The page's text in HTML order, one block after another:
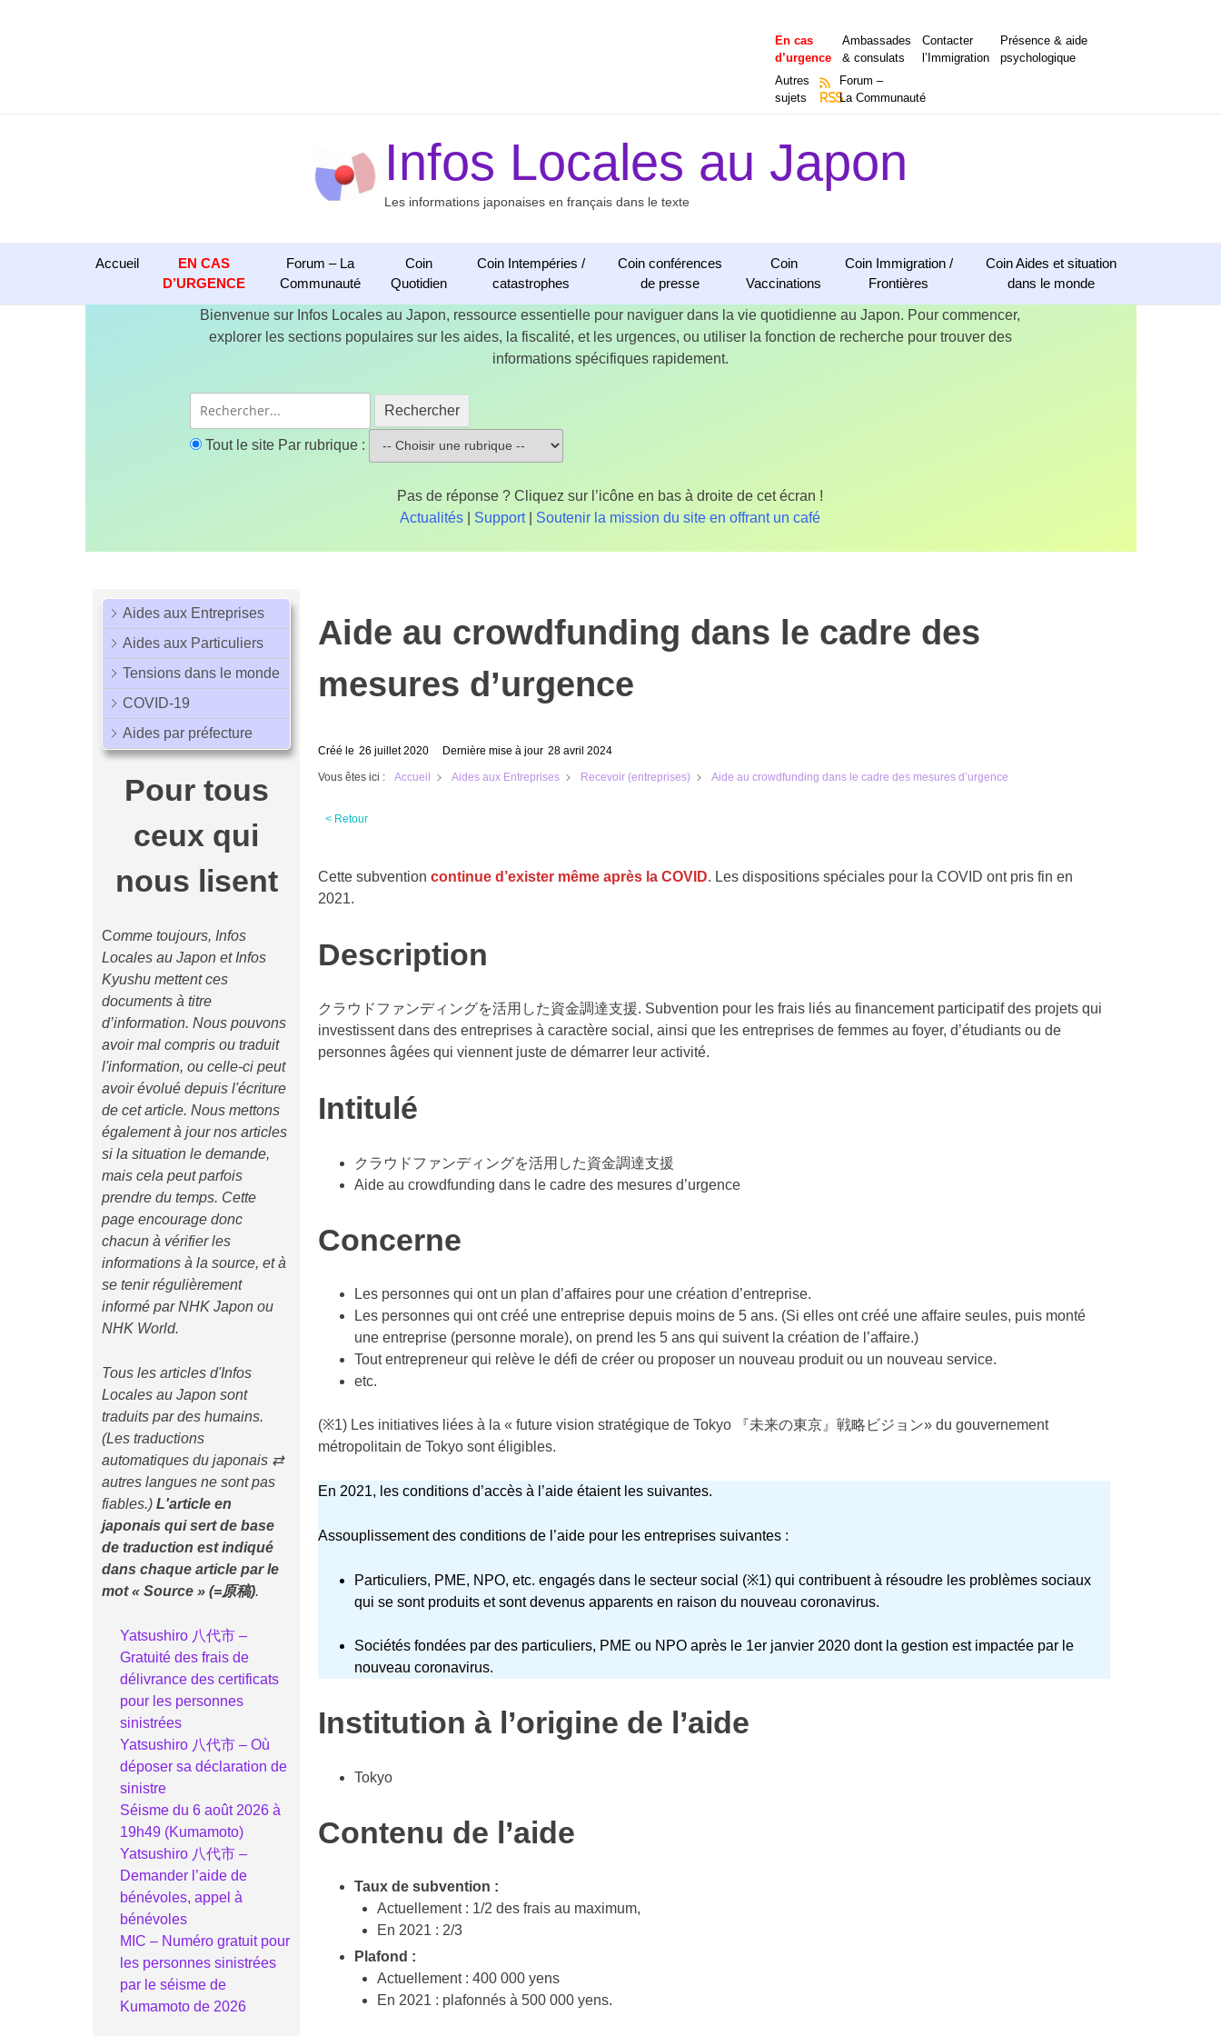
En cas
d’urgence
Ambassades
& consulats
Contacter
l’Immigration
Présence & aide
psychologique
Autres
sujets
RSS
Forum –
La Communauté
Infos Locales au Japon
Les informations japonaises en français dans le texte
Accueil
EN CAS
D’URGENCE
Forum – La
Communauté
Coin
Quotidien
Coin Intempéries /
catastrophes
Coin conférences
de presse
Coin
Vaccinations
Coin Immigration /
Frontières
Coin Aides et situation
dans le monde
Bienvenue sur Infos Locales au Japon, ressource essentielle pour naviguer dans la vie quotidienne au Japon. Pour commencer,
explorer les sections populaires sur les aides, la fiscalité, et les urgences, ou utiliser la fonction de recherche pour trouver des
informations spécifiques rapidement.
Rechercher
Tout le site Par rubrique :
Pas de réponse ? Cliquez sur l’icône en bas à droite de cet écran !
Actualités
Support| Soutenir la mission du site en offrant un café
Aides aux Entreprises
Aides aux Particuliers
Tensions dans le monde
COVID-19
Aides par préfecture
Pour tous
ceux qui
nous lisent
Comme toujours, Infos
Locales au Japon et Infos
Kyushu mettent ces
documents à titre
d’information. Nous pouvons
avoir mal compris ou traduit
l'information, ou celle-ci peut
avoir évolué depuis l'écriture
de cet article. Nous mettons
également à jour nos articles
si la situation le demande,
mais cela peut parfois
prendre du temps. Cette
page encourage donc
chacun à vérifier les
informations à la source, et à
se tenir régulièrement
informé par NHK Japon ou
NHK World.
Tous les articles d'Infos
Locales au Japon sont
traduits par des humains.
(Les traductions
automatiques du japonais ⇄
autres langues ne sont pas
fiables.) L'article en
japonais qui sert de base
de traduction est indiqué
dans chaque article par le
mot « Source » (=原稿).
Yatsushiro 八代市 –
Gratuité des frais de
délivrance des certificats
pour les personnes
sinistrées
Yatsushiro 八代市 – Où
déposer sa déclaration de
sinistre
Séisme du 6 août 2026 à
19h49 (Kumamoto)
Yatsushiro 八代市 –
Demander l’aide de
bénévoles, appel à
bénévoles
MIC – Numéro gratuit pour
les personnes sinistrées
par le séisme de
Kumamoto de 2026
Aide au crowdfunding dans le cadre des
mesures d’urgence
Créé le 26 juillet 2020 Dernière mise à jour 28 avril 2024
Vous êtes ici : Accueil Aides aux Entreprises Recevoir (entreprises) Aide au crowdfunding dans le cadre des mesures d’urgence
< Retour
Cette subvention continue d’exister même après la COVID. Les dispositions spéciales pour la COVID ont pris fin en
2021.
Description
クラウドファンディングを活用した資金調達支援. Subvention pour les frais liés au financement participatif des projets qui
investissent dans des entreprises à caractère social, ainsi que les entreprises de femmes au foyer, d’étudiants ou de
personnes âgées qui viennent juste de démarrer leur activité.
Intitulé
クラウドファンディングを活用した資金調達支援
Aide au crowdfunding dans le cadre des mesures d’urgence
Concerne
Les personnes qui ont un plan d’affaires pour une création d’entreprise.
Les personnes qui ont créé une entreprise depuis moins de 5 ans. (Si elles ont créé une affaire seules, puis monté
une entreprise (personne morale), on prend les 5 ans qui suivent la création de l’affaire.)
Tout entrepreneur qui relève le défi de créer ou proposer un nouveau produit ou un nouveau service.
etc.
(※1) Les initiatives liées à la « future vision stratégique de Tokyo 『未来の東京』戦略ビジョン» du gouvernement
métropolitain de Tokyo sont éligibles.
En 2021, les conditions d’accès à l’aide étaient les suivantes.
Assouplissement des conditions de l’aide pour les entreprises suivantes :
Particuliers, PME, NPO, etc. engagés dans le secteur social (※1) qui contribuent à résoudre les problèmes sociaux
qui se sont produits et sont devenus apparents en raison du nouveau coronavirus.
Sociétés fondées par des particuliers, PME ou NPO après le 1er janvier 2020 dont la gestion est impactée par le
nouveau coronavirus.
Institution à l’origine de l’aide
Tokyo
Contenu de l’aide
Taux de subvention :
Actuellement : 1/2 des frais au maximum,
En 2021 : 2/3
Plafond :
Actuellement : 400 000 yens
En 2021 : plafonnés à 500 000 yens.